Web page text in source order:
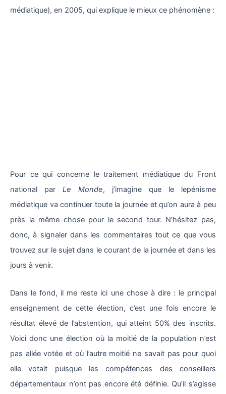
médiatique), en 2005, qui explique le mieux ce phénomène :
Pour ce qui concerne le traitement médiatique du Front
national par Le Monde, j’imagine que le lepénisme
médiatique va continuer toute la journée et qu’on aura à peu
près la même chose pour le second tour. N’hésitez pas,
donc, à signaler dans les commentaires tout ce que vous
trouvez sur le sujet dans le courant de la journée et dans les
jours à venir.
Dans le fond, il me reste ici une chose à dire : le principal
enseignement de cette élection, c’est une fois encore le
résultat élevé de l’abstention, qui atteint 50% des inscrits.
Voici donc une élection où la moitié de la population n’est
pas allée votée et où l’autre moitié ne savait pas pour quoi
elle votait puisque les compétences des conseillers
départementaux n’ont pas encore été définie. Qu’il s’agisse